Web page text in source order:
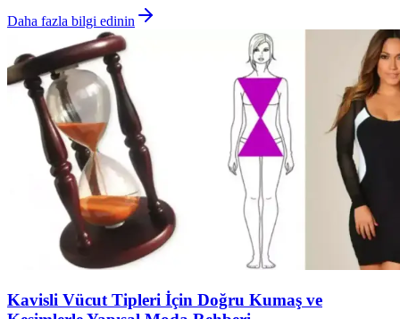
Daha fazla bilgi edinin
Kavisli Vücut Tipleri İçin Doğru Kumaş ve